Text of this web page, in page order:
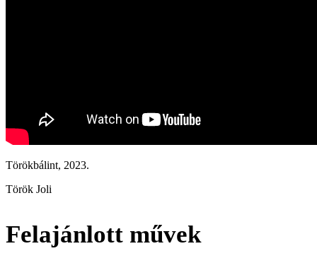
Törökbálint, 2023.
Török Joli
Felajánlott művek